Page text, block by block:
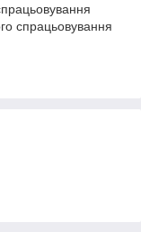
спрацьовування